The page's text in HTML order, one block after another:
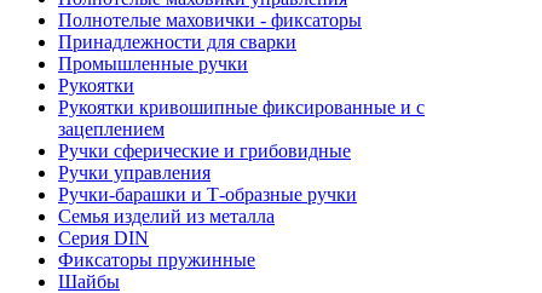
Полнотелые маховички - фиксаторы
Принадлежности для сварки
Промышленные ручки
Рукоятки
Рукоятки кривошипные фиксированные и с
зацеплением
Ручки сферические и грибовидные
Ручки управления
Ручки-барашки и Т-образные ручки
Семья изделий из металла
Серия DIN
Фиксаторы пружинные
Шайбы